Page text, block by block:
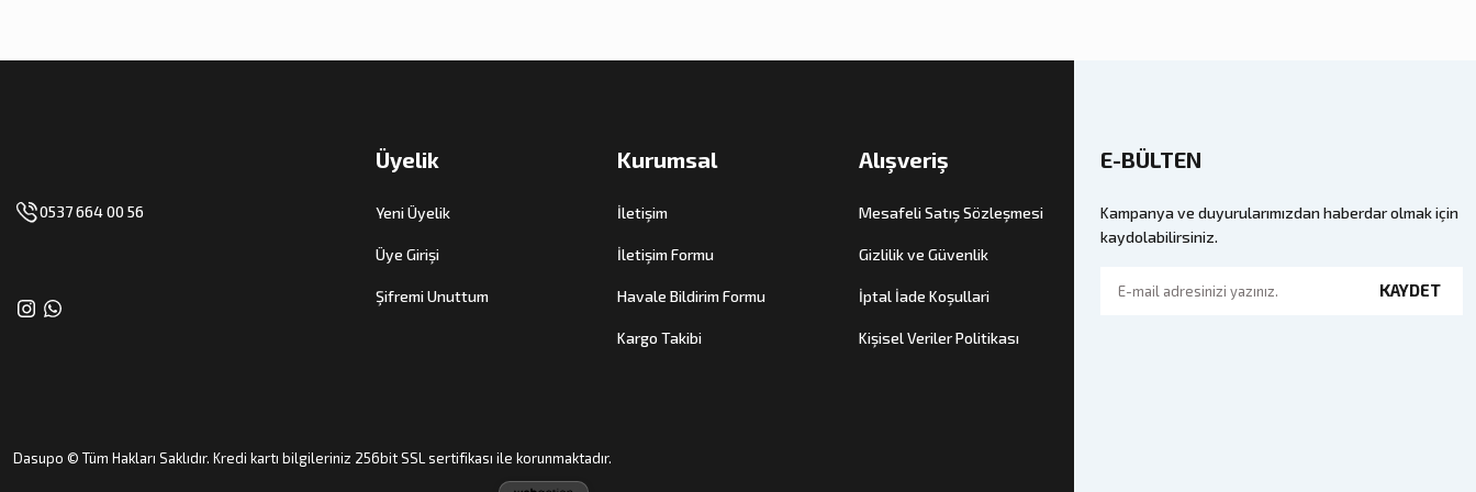
0537 664 00 56
Üyelik
Yeni Üyelik
Üye Girişi
Şifremi Unuttum
Kurumsal
İletişim
İletişim Formu
Havale Bildirim Formu
Kargo Takibi
Alışveriş
Mesafeli Satış Sözleşmesi
Gizlilik ve Güvenlik
İptal İade Koşullari
Kişisel Veriler Politikası
E-BÜLTEN
Kampanya ve duyurularımızdan haberdar olmak için
kaydolabilirsiniz.
KAYDET
Dasupo © Tüm Hakları Saklıdır. Kredi kartı bilgileriniz 256bit SSL sertifikası ile korunmaktadır.